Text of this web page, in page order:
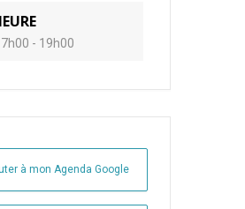
- 19h00
à mon Agenda Google